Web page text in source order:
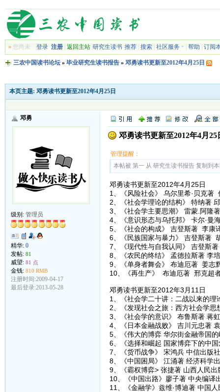
»您尚未 登录 注册| 返回主站| 研究生读书| 推荐| 搜索| 社区服务 帮助 订阅
三农中国读书论坛» 毕业研究生读书报告» 邓勇读书更新至2012年4月25日
本页主题: 邓勇读书更新至2012年4月25日
邓勇
级别: 管理员
精华: 0
发帖: 81
威望: 81 点
金钱: 810 RMB
注册时间:2009-04-17
最后登录:2013-05-28
邓勇读书更新至2012年4月25
管理提醒：
本帖被 第一 从 研究生读书报告 复制到
邓勇读书更新至2012年4月25日
1、《风险社会》 乌尔里希·贝克著
2、《社会学理论的结构》 特纳著
3、《社会学主要思潮》 雷蒙.阿隆
4、《意识形态与乌托邦》 卡尔·
5、《社会的构成》 吉登斯著 李康
6、《民族国家与暴力》 吉登斯著
7、《现代性与自我认同》 吉登斯
8、《农民的终结》 孟德拉斯著 李
9、《单身者舞会》 布迪厄著 姜志
10、《再生产》 布迪厄著 邢克超
邓勇读书更新至2012年3月11日
1、《社会学二十讲：二战以来的理
2、《发现社会之旅：西方社会学
3、《社会学的意识》 布鲁斯著 蒋
4、《日本金融战败》 吉川元忠著
5、《伟大的博弈 华尔街金融帝国
6、《选择和崛起 国家博弈下的中
7、《货币战争》 宋鸿兵 中信出版社
8、《中国困局》 江涌著 经济科学
9、《霸权博弈> 张捷著 山西人民出
10、《中国出路》廖子著 中央编译
11、《金融学》兹维·博迪著 中国